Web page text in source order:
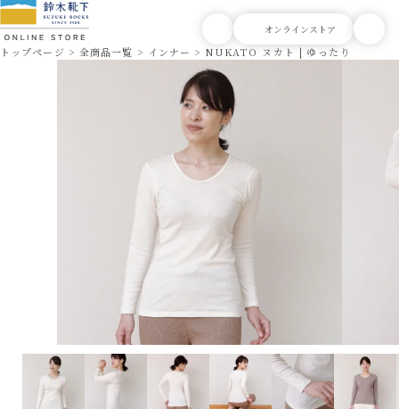
トップページ 全商品一覧 インナー NUKATO ヌカト | ゆったりフィット